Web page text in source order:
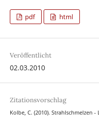
pdf html
Veröffentlicht
02.03.2010
Zitationsvorschlag
Kolbe, C. (2010). Strahlschmelzen